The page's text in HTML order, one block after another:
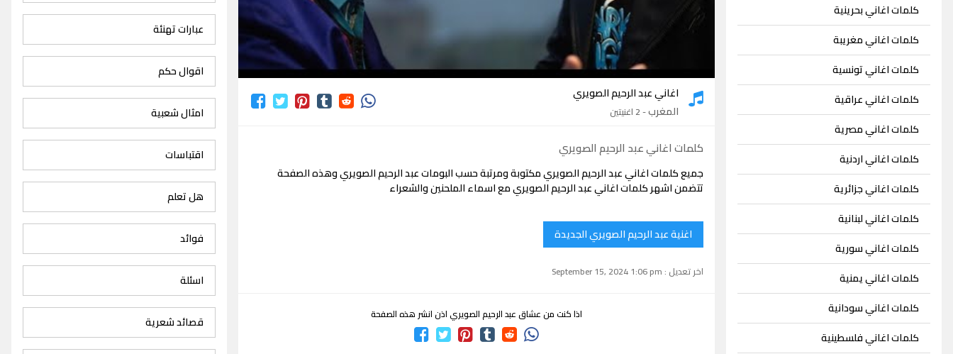
كلمات اغاني بحرينية
كلمات اغاني مغريبة
كلمات اغاني تونسية
كلمات اغاني عراقية
كلمات اغاني مصرية
كلمات اغاني اردنية
كلمات اغاني جزائرية
كلمات اغاني لبنانية
كلمات اغاني سورية
كلمات اغاني يمنية
كلمات اغاني سودانية
كلمات اغاني فلسطينية
كلمات اغاني عبد الرحيم الصويري
اغاني عبد الرحيم الصويري
المغرب- 2 اغنيتين
كلمات اغاني عبد الرحيم الصويري
جميع كلمات اغاني عبد الرحيم الصويري مكتوبة ومرتبة حسب البومات عبد الرحيم الصويري وهذه الصفحة
تتضمن اشهر كلمات اغاني عبد الرحيم الصويري مع اسماء الملحنين والشعراء
اغنية عبد الرحيم الصويري الجديدة
اخر تعديل : September 15, 2024 1:06 pm
اذا كنت من عشاق عبد الرحيم الصويري اذن انشر هذه الصفحة
عبارات تهنئة
اقوال حكم
امثال شعبية
اقتباسات
هل تعلم
فوائد
اسئلة
قصائد شعرية